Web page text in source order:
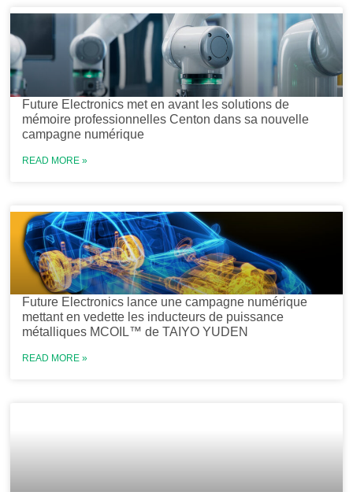
Future Electronics met en avant les solutions de
mémoire professionnelles Centon dans sa nouvelle
campagne numérique
READ MORE »
Future Electronics lance une campagne numérique
mettant en vedette les inducteurs de puissance
métalliques MCOIL™ de TAIYO YUDEN
READ MORE »